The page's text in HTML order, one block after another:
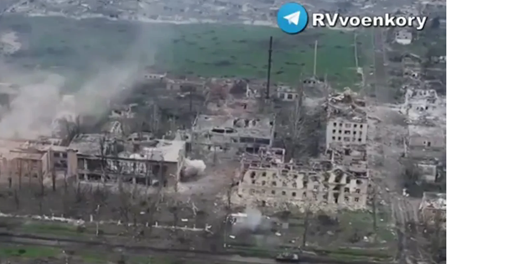
Soldados rusos huyen de la ciudad de Bajmut |Antena 3
WhatsappFacebook
X Linkedin
los ataques en los últimos meses de las tropas
de Ucrania . Esta ciudad ubicada al este del país,